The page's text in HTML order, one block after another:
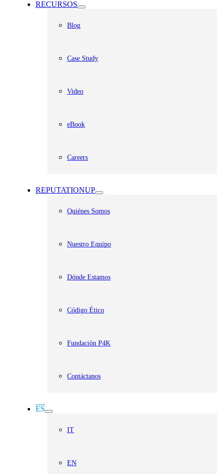
RECURSOS
Blog
Case Study
Video
eBook
Careers
REPUTATIONUP
Quiénes Somos
Nuestro Equipo
Dónde Estamos
Código Ético
Fundación P4K
Contáctanos
ES
IT
EN